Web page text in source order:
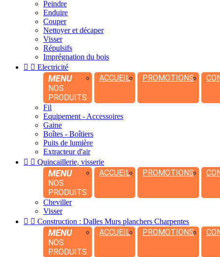
Peindre
Enduire
Couper
Nettoyer et décaper
Visser
Répulsifs
Imprégnation du bois
  Electricité
MENU
NOS
PRODUITS
ACCUEIL PROMOTIONS
Fil
Equipement - Accessoires
Gaine
Boîtes - Boîtiers
Puits de lumière
Extracteur d'air
  Quincaillerie, visserie
MENU
NOS
PRODUITS
ACCUEIL PROMOTIONS
Cheviller
Visser
  Construction : Dalles Murs planchers Charpentes
MENU
NOS
PRODUITS
ACCUEIL PROMOTIONS